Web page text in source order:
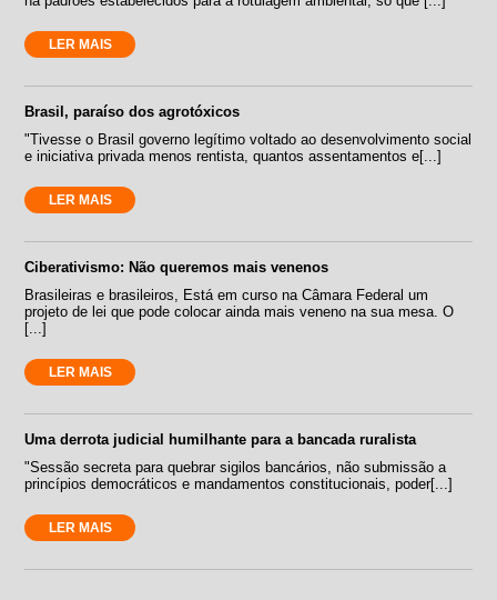
LER MAIS
Brasil, paraíso dos agrotóxicos
"Tivesse o Brasil governo legítimo voltado ao desenvolvimento social
e iniciativa privada menos rentista, quantos assentamentos e[...]
LER MAIS
Ciberativismo: Não queremos mais venenos
Brasileiras e brasileiros, Está em curso na Câmara Federal um
projeto de lei que pode colocar ainda mais veneno na sua mesa. O
[...]
LER MAIS
Uma derrota judicial humilhante para a bancada ruralista
"Sessão secreta para quebrar sigilos bancários, não submissão a
princípios democráticos e mandamentos constitucionais, poder[...]
LER MAIS